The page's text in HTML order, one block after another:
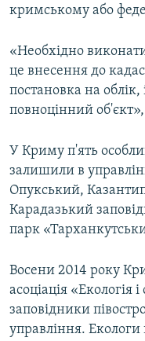
кримському або
«Необхідно
це внесення до
постановка на облік,
повноцінний
У Криму п'ять
залишили в
Опукський,
Карадазький
парк
Восени 2014 року
асоціація «Екологія
заповідники
управління. Екологи